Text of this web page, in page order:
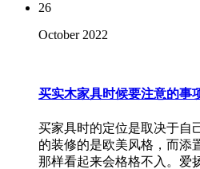
26
October 2022
买实木家具时候要注意的事
买家具时的定位是取决于自
的装修的是欧美风格，而添
那样看起来会格格不入。爱